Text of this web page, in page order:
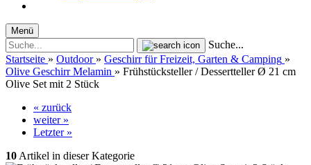
Menü
Suche...
Startseite » Outdoor » Geschirr für Freizeit, Garten & Camping »
Olive Geschirr Melamin » Frühstücksteller / Dessertteller Ø 21 cm
Olive Set mit 2 Stück
« zurück
weiter »
Letzter »
10 Artikel in dieser Kategorie